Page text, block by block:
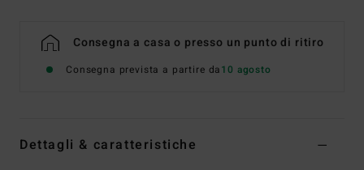
Consegna a casa o presso un punto di ritiro
Consegna prevista a partire da10 agosto
Dettagli & caratteristiche